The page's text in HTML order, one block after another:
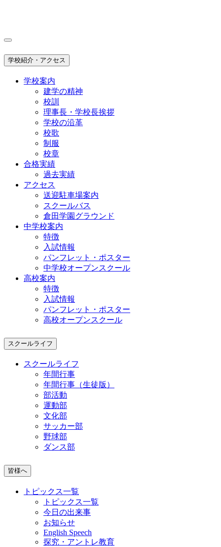
学校紹介・アクセス
学校案内
建学の精神
校訓
理事長・学校長挨拶
学校の沿革
校歌
制服
校章
合格実績
過去実績
アクセス
送迎駐車場案内
スクールバス
倉田学園グラウンド
中学校案内
特徴
入試情報
パンフレット・ポスター
中学校オープンスクール
高校案内
特徴
入試情報
パンフレット・ポスター
高校オープンスクール
スクールライフ
スクールライフ
年間行事
年間行事（生徒版）
部活動
運動部
文化部
サッカー部
野球部
ダンス部
皆様へ
トピックス一覧
トピックス一覧
今日の出来事
お知らせ
English Speech
探究・アントレ教育